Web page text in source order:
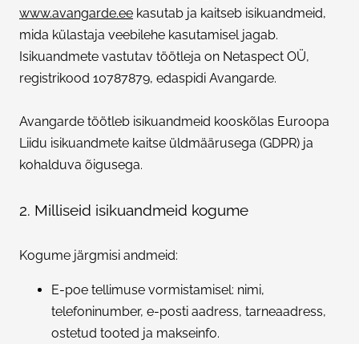
www.avangarde.ee kasutab ja kaitseb isikuandmeid,
mida külastaja veebilehe kasutamisel jagab.
Isikuandmete vastutav töötleja on Netaspect OÜ,
registrikood 10787879, edaspidi Avangarde.
Avangarde töötleb isikuandmeid kooskõlas Euroopa
Liidu isikuandmete kaitse üldmäärusega (GDPR) ja
kohalduva õigusega.
2. Milliseid isikuandmeid kogume
Kogume järgmisi andmeid:
E-poe tellimuse vormistamisel: nimi,
telefoninumber, e-posti aadress, tarneaadress,
ostetud tooted ja makseinfo.